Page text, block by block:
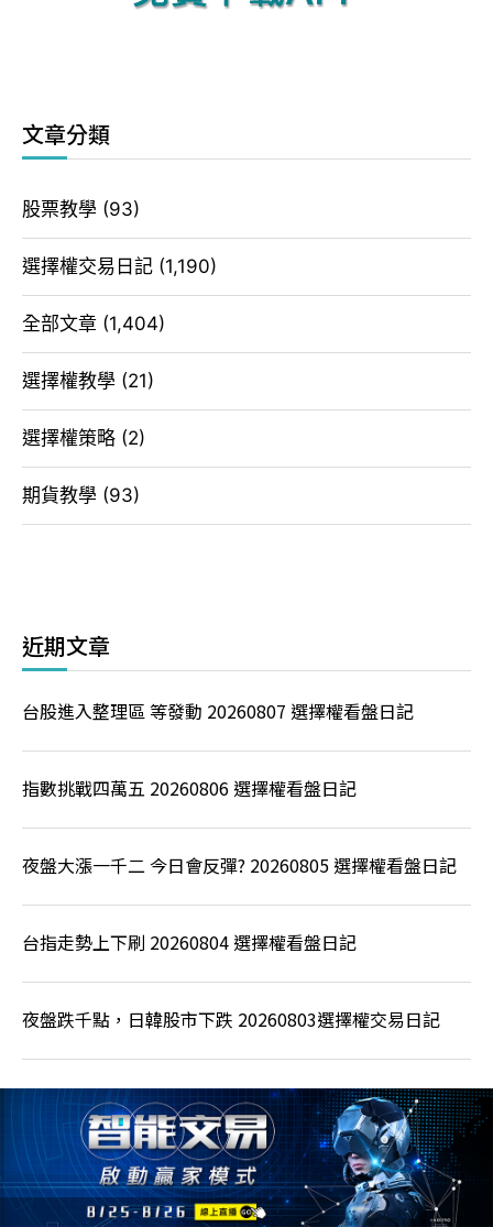
文章分類
股票教學 (93)
選擇權交易日記 (1,190)
全部文章 (1,404)
選擇權教學 (21)
選擇權策略 (2)
期貨教學 (93)
近期文章
台股進入整理區 等發動 20260807 選擇權看盤日記
指數挑戰四萬五 20260806 選擇權看盤日記
夜盤大漲一千二 今日會反彈? 20260805 選擇權看盤日記
台指走勢上下刷 20260804 選擇權看盤日記
夜盤跌千點，日韓股市下跌 20260803選擇權交易日記
精選文章